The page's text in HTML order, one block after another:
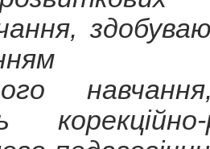
корекційно-